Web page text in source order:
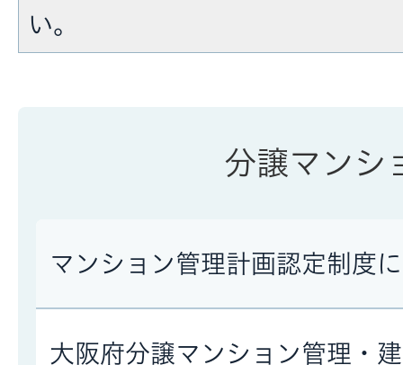
い。
分譲マンシ
マンション管理計画認定制度
大阪府分譲マンション管理・